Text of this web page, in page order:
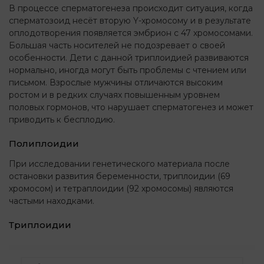
В процессе сперматогенеза происходит ситуация, когда
сперматозоид несёт вторую Y-хромосому и в результате
оплодотворения появляется эмбрион с 47 хромосомами.
Большая часть носителей не подозревает о своей
особенности. Дети с данной триплоидией развиваются
нормально, иногда могут быть проблемы с чтением или
письмом. Взрослые мужчины отличаются высоким
ростом и в редких случаях повышенным уровнем
половых гормонов, что нарушает сперматогенез и может
приводить к бесплодию.
Полиплоидии
При исследовании генетического материала после
остановки развития беременности, триплоидии (69
хромосом) и тетраплоидии (92 хромосомы) являются
частыми находками.
Триплоидии